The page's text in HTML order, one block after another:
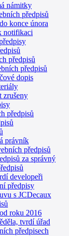
námitky
předpisů
konce února
notifikaci
předpisů
předpisů
dopis
zrušeny
předpisů
právník
předpisů
za správný
developeři
předpisy
s JCDecaux
roku 2016
tvrdí úřad
předpisech